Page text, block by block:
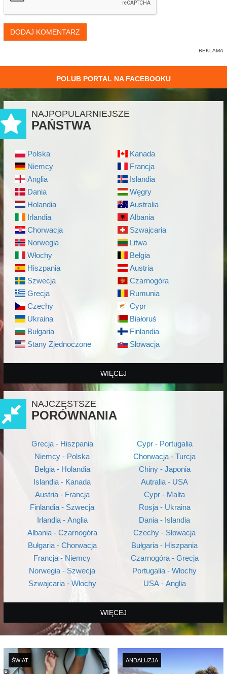
DODAJ KOMENTARZ
POLUB PORTAL NA FACEBOOKU
NAJPOPULARNIEJSZE
PAŃSTWA
Polska
Niemcy
Anglia
Dania
Holandia
Irlandia
Chorwacja
Norwegia
Włochy
Hiszpania
Szwecja
Grecja
Czechy
Ukraina
Bułgaria
Stany Zjednoczone
Kanada
Francja
Islandia
Węgry
Australia
Albania
Szwajcaria
Litwa
Belgia
Austria
Czarnogóra
Rumunia
Cypr
Białoruś
Finlandia
Słowacja
WIĘCEJ
NAJCZĘSTSZE
PORÓWNANIA
Grecja - Hiszpania
Niemcy - Polska
Belgia - Holandia
Islandia - Kanada
Austria - Francja
Finlandia - Szwecja
Irlandia - Anglia
Albania - Czarnogóra
Bułgaria - Chorwacja
Francja - Niemcy
Norwegia - Szwecja
Szwajcaria - Włochy
Cypr - Portugalia
Chorwacja - Turcja
Chiny - Japonia
Autralia - USA
Cypr - Malta
Rosja - Ukraina
Dania - Islandia
Czechy - Słowacja
Bułgaria - Hiszpania
Czarnogóra - Grecja
Portugalia - Włochy
USA - Anglia
WIĘCEJ
ŚWIAT ANDALUZJA